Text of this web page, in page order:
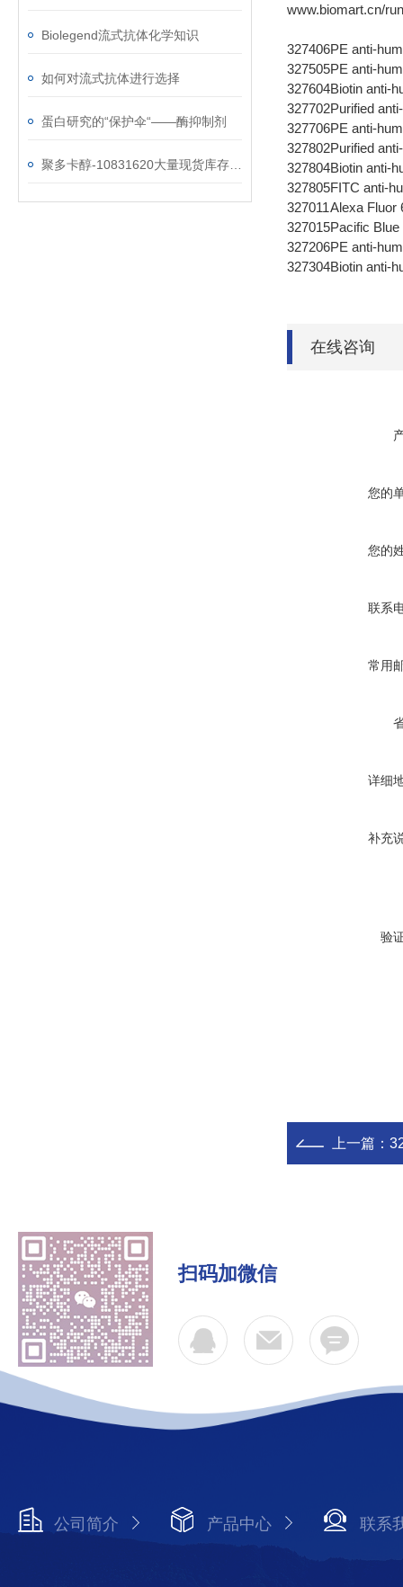
Biolegend流式抗体化学知识
如何对流式抗体进行选择
蛋白研究的“保护伞“——酶抑制剂
www.biomart.cn/
327406PE anti-
327505PE anti-
327604Biotin anti-
327702Purified
327706PE anti-
327802Purified
327804Biotin anti-
327805FITC anti-
327011Alexa Fluor
327015Pacific
327206PE anti-
327304Biotin anti-
在线咨询
您的
您的
联系
常用
详细
补充
验
上一篇：
扫码加微信
公司简介 产品中心 联系